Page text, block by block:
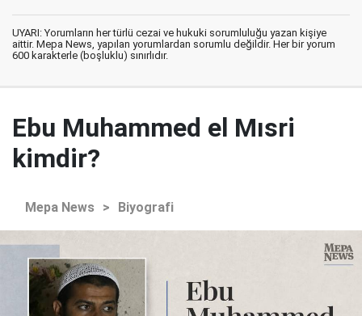
UYARI: Yorumların her türlü cezai ve hukuki sorumluluğu yazan kişiye
aittir. Mepa News, yapılan yorumlardan sorumlu değildir. Her bir yorum
600 karakterle (boşluklu) sınırlıdır.
Ebu Muhammed el Mısri
kimdir?
Mepa News > Biyografi